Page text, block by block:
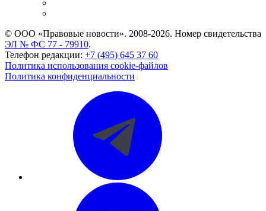
© ООО «Правовые новости». 2008-2026. Номер свидетельства
ЭЛ № ФС 77 - 79910.
Телефон редакции: +7 (495) 645 37 60
Политика использования cookie-файлов
Политика конфиденциальности